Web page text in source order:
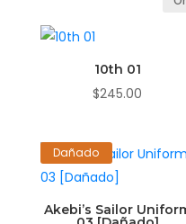
10th 01
$245.00
Dañado
Akebi’s Sailor